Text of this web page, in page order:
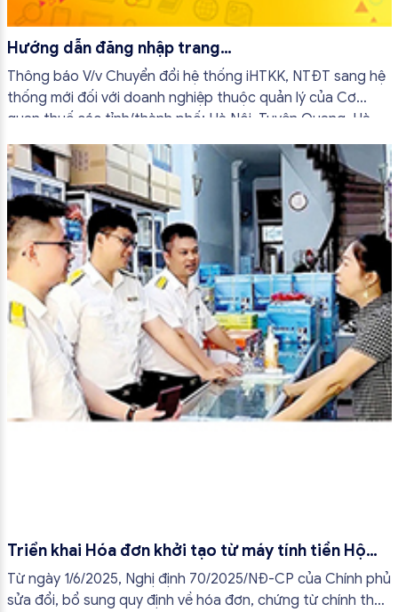
Hướng dẫn đăng nhập trang
thuedientu.gdt.gov.vn
Thông báo V/v Chuyển đổi hệ thống iHTKK, NTĐT sang hệ
thống mới đối với doanh nghiệp thuộc quản lý của Cơ
quan thuế các tỉnh/thành phố: Hà Nội, Tuyên Quang, Hà
Nam, Hải Phòng, Nam Định, Ninh Bình, Thái Bình, Vĩnh Phúc,
Quảng Ninh, Sơn La...
Triển khai Hóa đơn khởi tạo từ máy tính tiền Hộ
kinh doanh từ tháng 7/2025
Từ ngày 1/6/2025, Nghị định 70/2025/NĐ-CP của Chính phủ
sửa đổi, bổ sung quy định về hóa đơn, chứng từ chính thức